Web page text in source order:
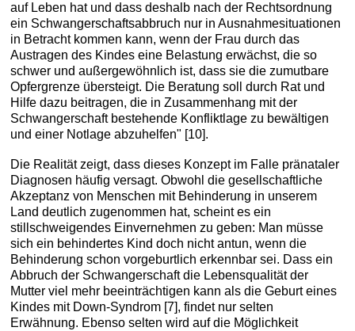
auf Leben hat und dass deshalb nach der Rechtsordnung
ein Schwangerschaftsabbruch nur in Ausnahmesituationen
in Betracht kommen kann, wenn der Frau durch das
Austragen des Kindes eine Belastung erwächst, die so
schwer und außergewöhnlich ist, dass sie die zumutbare
Opfergrenze übersteigt. Die Beratung soll durch Rat und
Hilfe dazu beitragen, die in Zusammenhang mit der
Schwangerschaft bestehende Konfliktlage zu bewältigen
und einer Notlage abzuhelfen" [10].
Die Realität zeigt, dass dieses Konzept im Falle pränataler
Diagnosen häufig versagt. Obwohl die gesellschaftliche
Akzeptanz von Menschen mit Behinderung in unserem
Land deutlich zugenommen hat, scheint es ein
stillschweigendes Einvernehmen zu geben: Man müsse
sich ein behindertes Kind doch nicht antun, wenn die
Behinderung schon vorgeburtlich erkennbar sei. Dass ein
Abbruch der Schwangerschaft die Lebensqualität der
Mutter viel mehr beeinträchtigen kann als die Geburt eines
Kindes mit Down-Syndrom [7], findet nur selten
Erwähnung. Ebenso selten wird auf die Möglichkeit